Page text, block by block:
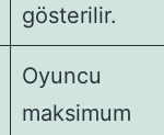
gösterilir.
Oyuncu
maksimum